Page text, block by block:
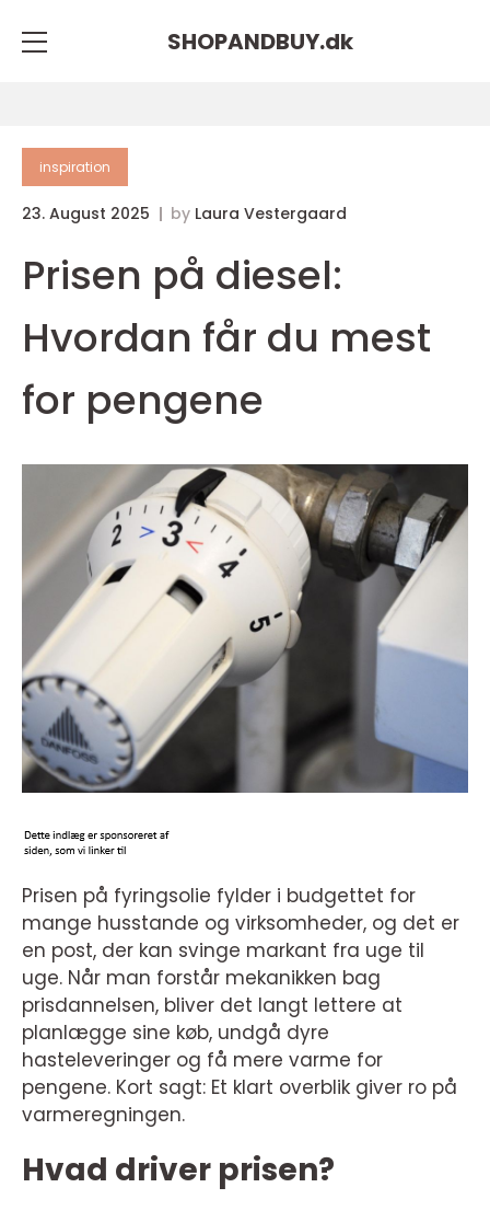
SHOPANDBUY.dk
inspiration
23. August 2025 by Laura Vestergaard
Prisen på diesel:
Hvordan får du mest
for pengene
Prisen på fyringsolie fylder i budgettet for
mange husstande og virksomheder, og det er
en post, der kan svinge markant fra uge til
uge. Når man forstår mekanikken bag
prisdannelsen, bliver det langt lettere at
planlægge sine køb, undgå dyre
hasteleveringer og få mere varme for
pengene. Kort sagt: Et klart overblik giver ro på
varmeregningen.
Hvad driver prisen?